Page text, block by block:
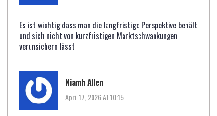
Es ist wichtig dass man die langfristige Perspektive behält
und sich nicht von kurzfristigen Marktschwankungen
verunsichern lässt
Niamh Allen
April 17, 2026 AT 10:15